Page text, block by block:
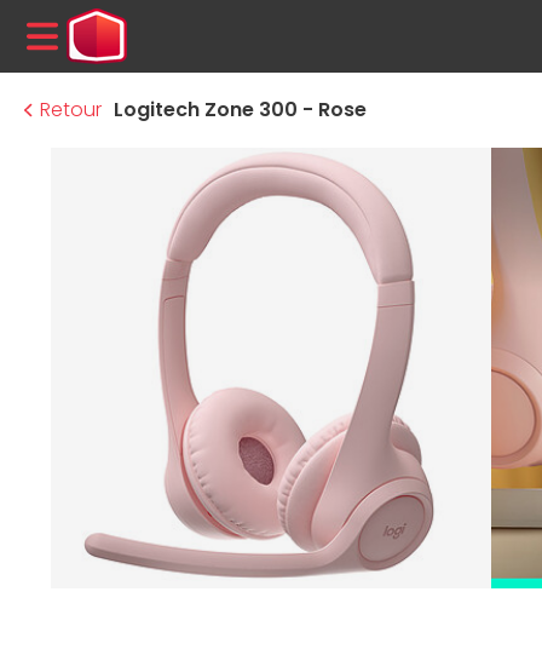
MENU
Retour Logitech Zone 300 - Rose